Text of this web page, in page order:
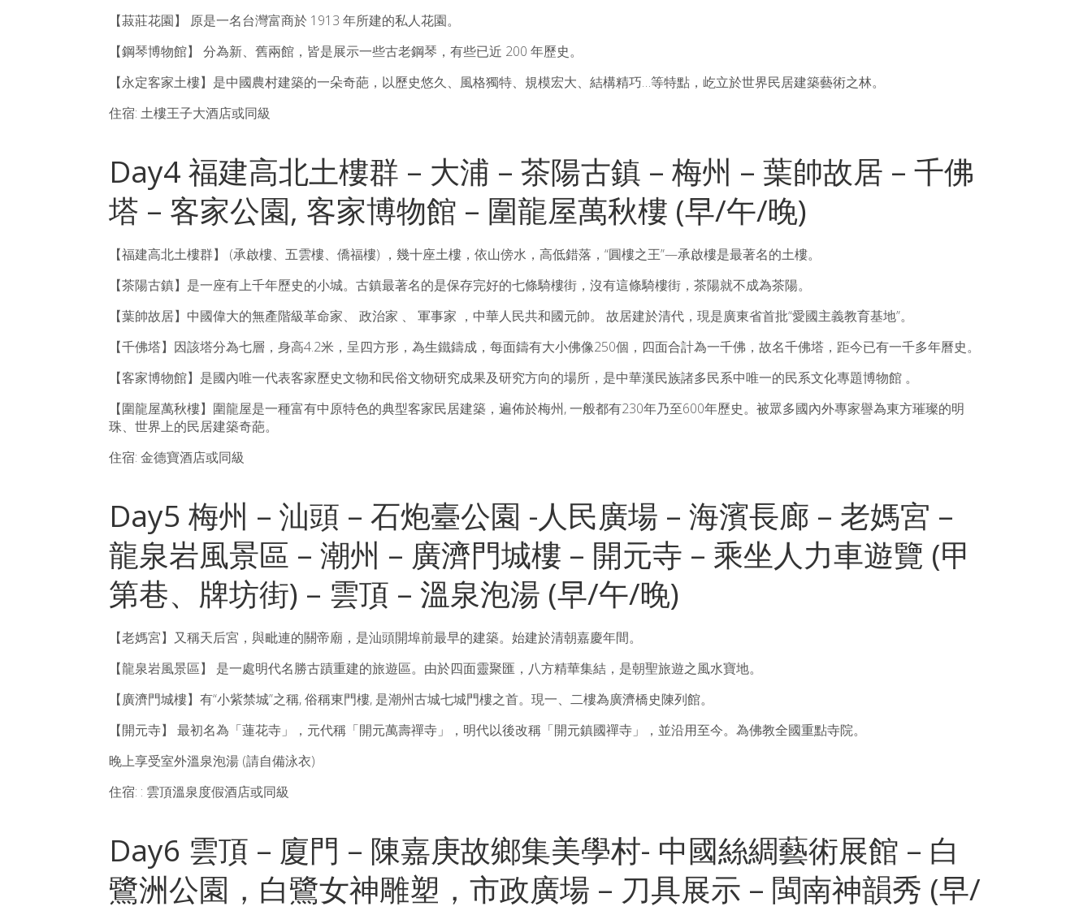
【菽莊花園】 原是一名台灣富商於 1913 年所建的私人花園。
【鋼琴博物館】 分為新、舊兩館，皆是展示一些古老鋼琴，有些已近 200 年歷史。
【永定客家土樓】是中國農村建築的一朵奇葩，以歷史悠久、風格獨特、規模宏大、結構精巧…等特點，屹立於世界民居建築藝術之林。
住宿: 土樓王子大酒店或同級
Day4 福建高北土樓群 – 大浦 – 茶陽古鎮 – 梅州 – 葉帥故居 – 千佛
塔 – 客家公園, 客家博物館 – 圍龍屋萬秋樓 (早/午/晚)
【福建高北土樓群】 (承啟樓、五雲樓、僑福樓) ，幾十座土樓，依山傍水，高低錯落，“圓樓之王”—承啟樓是最著名的土樓。
【茶陽古鎮】是一座有上千年歷史的小城。古鎮最著名的是保存完好的七條騎樓街，沒有這條騎樓街，茶陽就不成為茶陽。
【葉帥故居】中國偉大的無產階級革命家、 政治家 、 軍事家 ，中華人民共和國元帥。 故居建於清代，現是廣東省首批“愛國主義教育基地”。
【千佛塔】因該塔分為七層，身高4.2米，呈四方形，為生鐵鑄成，每面鑄有大小佛像250個，四面合計為一千佛，故名千佛塔，距今已有一千多年曆史。
【客家博物館】是國內唯一代表客家歷史文物和民俗文物研究成果及研究方向的場所，是中華漢民族諸多民系中唯一的民系文化專題博物館 。
【圍龍屋萬秋樓】圍龍屋是一種富有中原特色的典型客家民居建築，遍佈於梅州, 一般都有230年乃至600年歷史。被眾多國內外專家譽為東方璀璨的明
珠、世界上的民居建築奇葩。
住宿: 金德寶酒店或同級
Day5 梅州 – 汕頭 – 石炮臺公園 -人民廣場 – 海濱長廊 – 老媽宮 –
龍泉岩風景區 – 潮州 – 廣濟門城樓 – 開元寺 – 乘坐人力車遊覽 (甲
第巷、牌坊街) – 雲頂 – 溫泉泡湯 (早/午/晚)
【老媽宮】又稱天后宮，與毗連的關帝廟，是汕頭開埠前最早的建築。始建於清朝嘉慶年間。
【龍泉岩風景區】 是一處明代名勝古蹟重建的旅遊區。由於四面靈聚匯，八方精華集結，是朝聖旅遊之風水寶地。
【廣濟門城樓】有“小紫禁城”之稱, 俗稱東門樓, 是潮州古城七城門樓之首。現一、二樓為廣濟橋史陳列館。
【開元寺】 最初名為「蓮花寺」，元代稱「開元萬壽禪寺」，明代以後改稱「開元鎮國禪寺」，並沿用至今。為佛教全國重點寺院。
晚上享受室外溫泉泡湯 (請自備泳衣)
住宿: : 雲頂溫泉度假酒店或同級
Day6 雲頂 – 廈門 – 陳嘉庚故鄉集美學村- 中國絲綢藝術展館 – 白
鷺洲公園，白鷺女神雕塑，市政廣場 – 刀具展示 – 閩南神韻秀 (早/